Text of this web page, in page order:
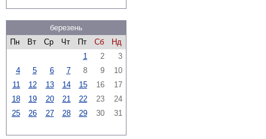
березень
Пн
Вт Ср Чт Пт Сб
Нд
1
2
3
4
5 6 7 8 9
10
11
12 13 14 15 16
17
18
19 20 21 22 23
24
25
26 27 28 29 30 31